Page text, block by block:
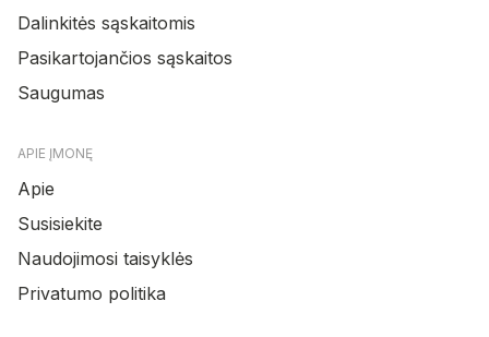
Dalinkitės sąskaitomis
Pasikartojančios sąskaitos
Saugumas
APIE ĮMONĘ
Apie
Susisiekite
Naudojimosi taisyklės
Privatumo politika